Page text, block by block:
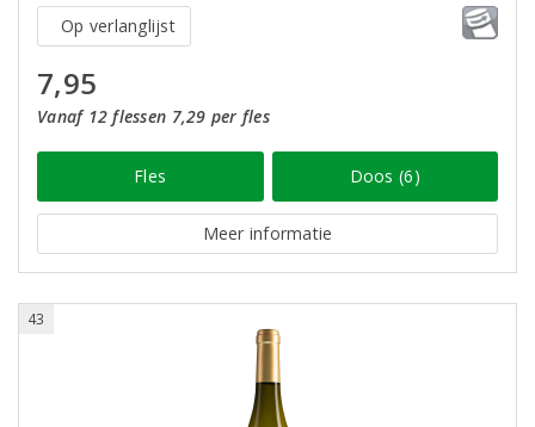
Op verlanglijst
7,95
Vanaf 12 flessen 7,29 per fles
Fles Doos (6)
Meer informatie
43